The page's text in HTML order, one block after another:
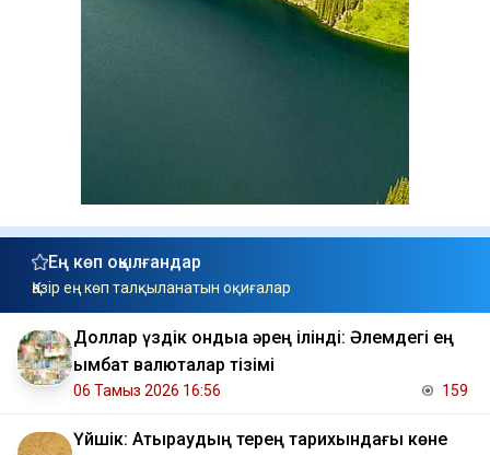
Ең көп оқылғандар
Қазір ең көп талқыланатын оқиғалар
Доллар үздік ондыққа әрең ілінді: Әлемдегі ең
қымбат валюталар тізімі
06 Тамыз 2026 16:56 159
Үйшік: Атыраудың терең тарихындағы көне